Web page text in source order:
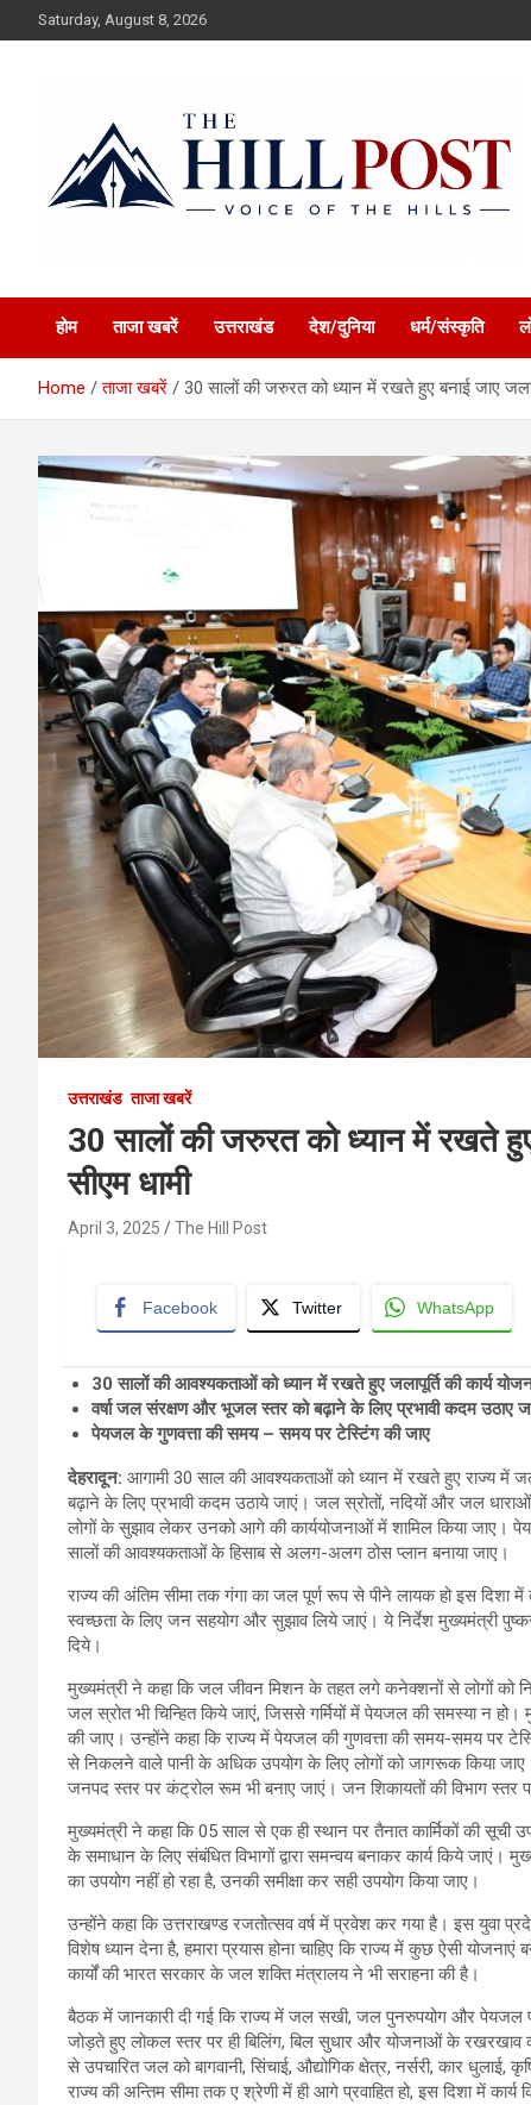
to
Saturday, August 8, 2026
The Hillpost
होम ताजा खबरें उत्तराखंड देश/दुनिया धर्म/संस्कृति
Home ताजा खबरें 30 सालों की जरुरत को ध्यान में रखते हुए बनाई जाए
उत्तराखंड ताजा खबरें
30 सालों की जरुरत को ध्यान में रखते हुए
सीएम धामी
April 3, 2025 The Hill Post
Facebook Twitter WhatsApp
30सालों की आवश्यकताओं को ध्यान में रखते हुए जलापूर्ति की कार्य
वर्षा जल संरक्षण और भूजल स्तर को बढ़ाने के लिए प्रभावी कदम उठाए
पेयजल के गुणवत्ता की समय –समय पर टेस्टिंग की जाए
देहरादून: आगामी 30 साल की आवश्यकताओं को ध्यान में रखते हुए राज्य में
बढ़ाने के लिए प्रभावी कदम उठाये जाएं। जल स्रोतों, नदियों और जल
लोगों के सुझाव लेकर उनको आगे की कार्ययोजनाओं में शामिल किया
सालों की आवश्यकताओं के हिसाब से अलग-अलग ठोस प्लान बनाया जाए।
राज्य की अंतिम सीमा तक गंगा का जल पूर्ण रूप से पीने लायक हो इस दिशा में
स्वच्छता के लिए जन सहयोग और सुझाव लिये जाएं। ये निर्देश मुख्यमंत्री
दिये।
मुख्यमंत्री ने कहा कि जल जीवन मिशन के तहत लगे कनेक्शनों से लोगों को
जल स्रोत भी चिन्हित किये जाएं, जिससे गर्मियों में पेयजल की समस्या न
की जाए। उन्होंने कहा कि राज्य में पेयजल की गुणवत्ता की समय-समय पर
से निकलने वाले पानी के अधिक उपयोग के लिए लोगों को जागरूक किया
जनपद स्तर पर कंट्रोल रूम भी बनाए जाएं। जन शिकायतों की विभाग स्तर
मुख्यमंत्री ने कहा कि 05 साल से एक ही स्थान पर तैनात कार्मिकों की
के समाधान के लिए संबंधित विभागों द्वारा समन्वय बनाकर कार्य किये जाएं।
का उपयोग नहीं हो रहा है, उनकी समीक्षा कर सही उपयोग किया जाए।
उन्होंने कहा कि उत्तराखण्ड रजतोत्सव वर्ष में प्रवेश कर गया है। इस युवा
विशेष ध्यान देना है, हमारा प्रयास होना चाहिए कि राज्य में कुछ ऐसी
कार्यों की भारत सरकार के जल शक्ति मंत्रालय ने भी सराहना की है।
बैठक में जानकारी दी गई कि राज्य में जल सखी, जल पुनरुपयोग और पेयजल
जोड़ते हुए लोकल स्तर पर ही बिलिंग, बिल सुधार और योजनाओं के
से उपचारित जल को बागवानी, सिंचाई, औद्योगिक क्षेत्र, नर्सरी, कार
राज्य की अन्तिम सीमा तक ए श्रेणी में ही आगे प्रवाहित हो, इस दिशा में कार्य